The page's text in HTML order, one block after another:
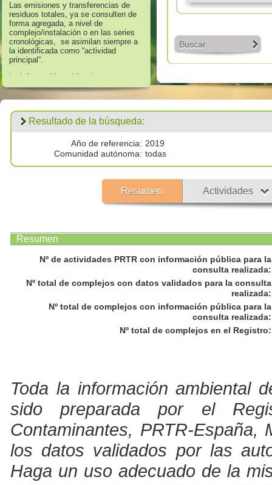
Las emisiones y transferencias de
residuos totales, ya se consulten de
forma agregada, a nivel de
complejo/instalación o en las series
cronológicas, se asimilan siempre a
la identificada como “actividad
principal”.
La información publicada en
referencia a los años 2008 hasta
establecidos en el Anexo II “Lista de
Sustancias” del Real Decreto
508/2007, de 20 de abril, que regula
el suministro de información sobre
emisiones del Reglamento E - PRTR
y de las autorizaciones ambientales
integradas.
Los datos publicados respecto al
todas las
emisiones por encima de cero
Buscar
Resultado de la búsqueda:
Año de referencia: 2019
Comunidad autónoma: todas
Resumen Actividades
Resumen
Nº de actividades PRTR con información pública para la
consulta realizada:
Nº total de complejos con datos validados para la consulta
realizada:
Nº total de complejos con información pública para la
consulta realizada:
Nº total de complejos en el Registro:
Toda la información ambiental
sido preparada por el
Contaminantes, PRTR-España,
los datos validados por las
Haga un uso adecuado de la